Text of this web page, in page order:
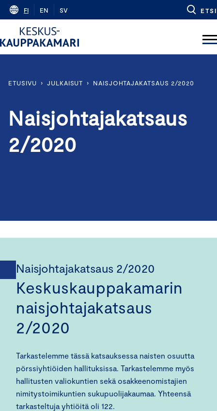
Skip
content
FI EN SV ETSI
ETUSIVU › JULKAISUT › NAISJOHTAJAKATSAUS 2/2020
Naisjohtajakatsaus
2/2020
Naisjohtajakatsaus 2/2020
Keskuskauppakamarin
naisjohtajakatsaus
2/2020
Tarkastelemme tässä katsauksessa naisten osuutta
pörssiyhtiöiden hallituksissa. Tarkastelemme myös
hallitusten valiokuntien sekä osakkeenomistajien
nimitystoimikuntien sukupuolijakaumaa. Yhteensä
tarkasteltuja yhtiöitä oli 122.